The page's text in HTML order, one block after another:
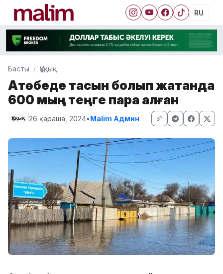
RU
Басты Құқық
Ақтөбеде тасқын болып жатқанда
600 мың теңге пара алған
Құқық 26 қараша, 2024•Malim Админ